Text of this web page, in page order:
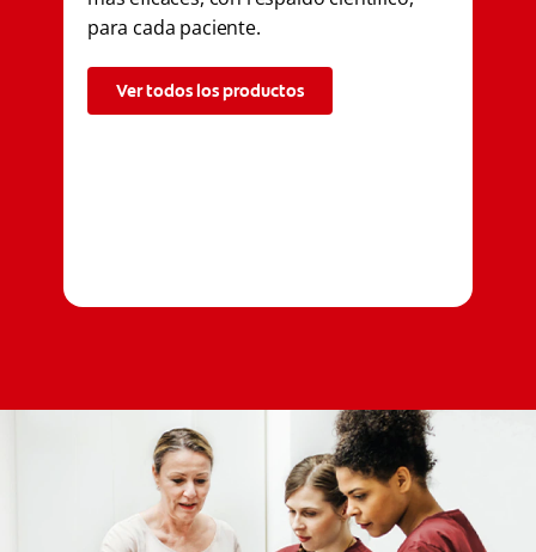
para cada paciente.
Ver todos los productos